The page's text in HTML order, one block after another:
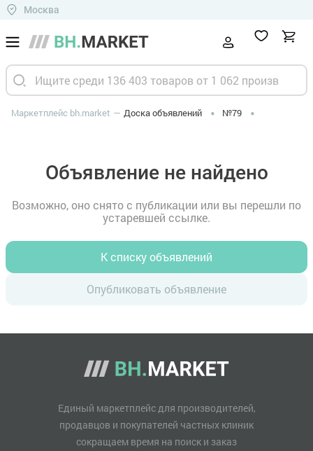
Москва
Маркетплейс bh.market Доска объявлений №79
Объявление не найдено
Возможно, оно снято с публикации или вы перешли по
устаревшей ссылке.
К списку объявлений
Опубликовать объявление
Единый маркетплейс для производителей,
продавцов и покупателей частных клиник
сокращаем время на поиск и заказ